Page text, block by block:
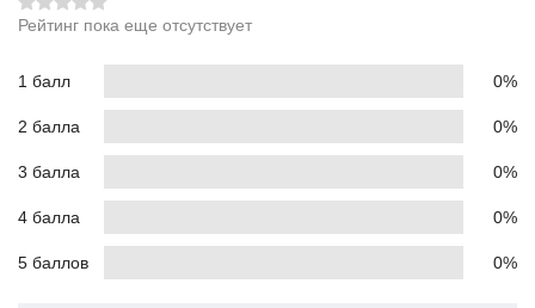
Рейтинг пока еще отсутствует
1 балл 0%
2 балла 0%
3 балла 0%
4 балла 0%
5 баллов 0%